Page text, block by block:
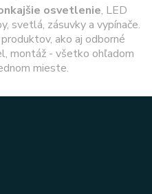
osvetlenie, LED
svetlá, zásuvky a vypínače.
ako aj odborné
montáž - všetko ohľadom
mieste.